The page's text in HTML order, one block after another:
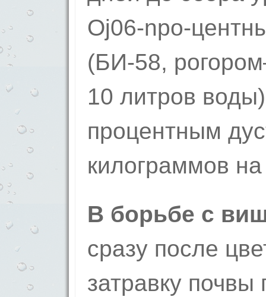
Oj06-npo-
(БИ-58,
10 литров
процентным
килограммов на
В борьбе с
сразу после
затравку